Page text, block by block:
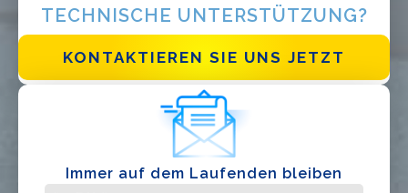
TECHNISCHE UNTERSTÜTZUNG?
KONTAKTIEREN SIE UNS JETZT
Immer auf dem Laufenden bleiben
Ich habe dieDatenschutzbestimmungen gelesen und akzeptiere